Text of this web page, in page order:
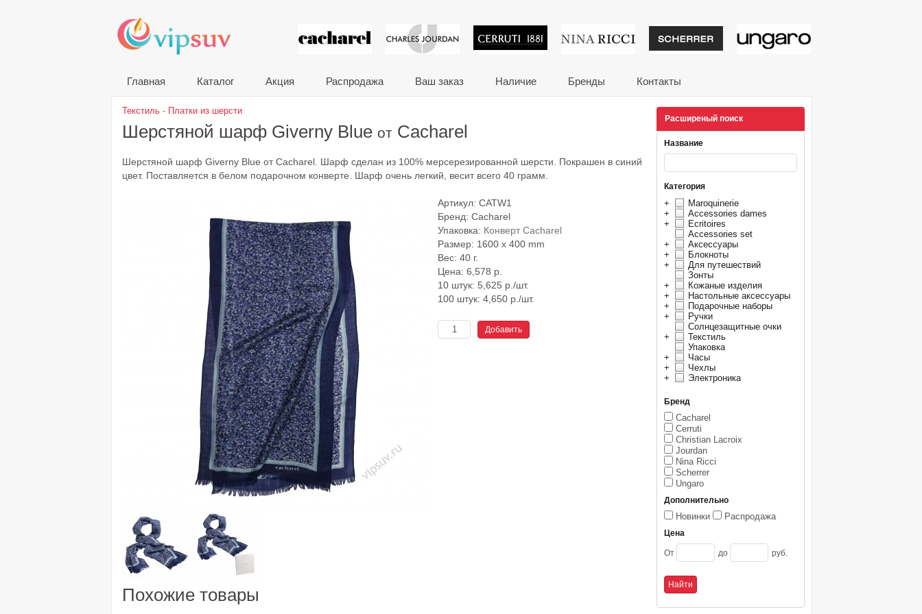
VIP сувениры и корпоративные подарки от
Главная Каталог Акция Распродажа Ваш заказ Наличие Бренды Контакты
Расширеный поиск
Название
Категория
+
Maroquinerie
+
Accessories dames
+
Ecritoires
Accessories set
+
Аксессуары
+
Блокноты
+
Для путешествий
Зонты
+
Кожаные изделия
+
Настольные аксессуары
+
Подарочные наборы
+
Ручки
Солнцезащитные очки
+
Текстиль
Упаковка
+
Часы
+
Чехлы
+
Электроника
Бренд
Cacharel
Cerruti
Christian Lacroix
Jourdan
Nina Ricci
Scherrer
Ungaro
Дополнительно
Новинки Распродажа
Цена
От до руб.
Текстиль - Платки из шерсти
Шерстяной шарф Giverny Blue от Cacharel
Шерстяной шарф Giverny Blue от Cacharel. Шарф сделан из 100% мерсерезированной шерсти. Покрашен в синий
цвет. Поставляется в белом подарочном конверте. Шарф очень легкий, весит всего 40 грамм.
Артикул: CATW1
Бренд: Cacharel
Упаковка: Конверт Cacharel
Размер: 1600 x 400 mm
Вес: 40 г.
Цена: 6,578 р.
10 штук: 5,625 р./шт.
100 штук: 4,650 р./шт.
Похожие товары